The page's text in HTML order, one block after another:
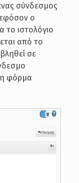
σύνδεσμος
ο
το ιστολόγιο
από το
σε
η φόρμα